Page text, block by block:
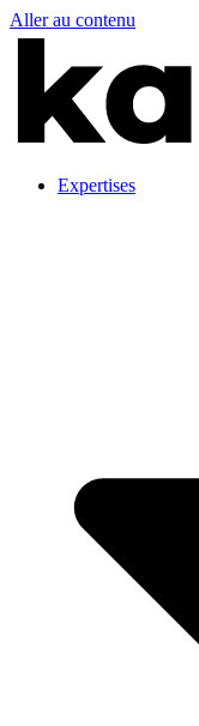
Aller au contenu
Expertises